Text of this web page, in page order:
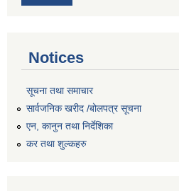
Notices
सूचना तथा समाचार
सार्वजनिक खरीद /बोलपत्र सूचना
एन, कानुन तथा निर्देशिका
कर तथा शुल्कहरु